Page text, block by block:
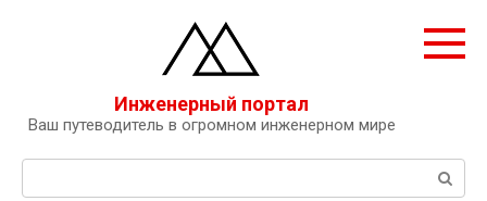
Инженерный портал
Ваш путеводитель в огромном инженерном мире
Поиск: